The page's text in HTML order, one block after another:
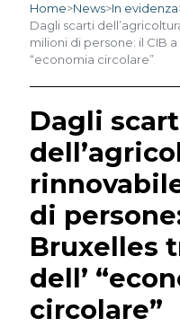
Home>News>In evidenza
Dagli scarti
milioni di persone: il CIB
“economia circolare”
Dagli
di
Bruxelles
dell’
circolare”